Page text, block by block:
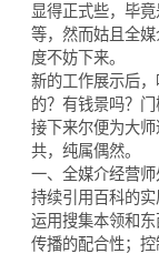
显得正式些，毕
等，然而姑且全
度不妨下来。
新的工作展示后
的？有钱景吗？
接下来尔便为大
共，纯属偶然。
一、全媒介经营
持续引用百科的实
运用搜集本领和
传播的配合性；